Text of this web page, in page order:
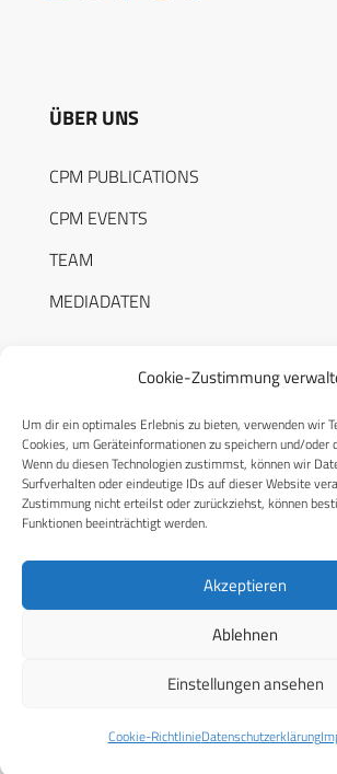
Cookie-Zustimmung
Um dir ein optimales Erlebnis zu bieten, verwenden wir
Cookies, um Geräteinformationen zu speichern und/oder
Wenn du diesen Technologien zustimmst, können wir
Surfverhalten oder eindeutige IDs auf dieser Website
Zustimmung nicht erteilst oder zurückziehst, können
Funktionen beeinträchtigt werden.
Akzeptieren
Ablehnen
Einstellungen ansehen
Cookie-RichtlinieDatenschutzerklärung
ÜBER UNS
CPM PUBLICATIONS
CPM EVENTS
TEAM
MEDIADATEN
RECHTLICHES
Datenschutzerklärung
Cookie-Richtlinie (EU)
© 2026 CPM GmbH – Alle Rechte